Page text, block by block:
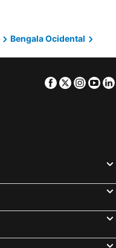
Bengala Ocidental
Facebook
Twitter